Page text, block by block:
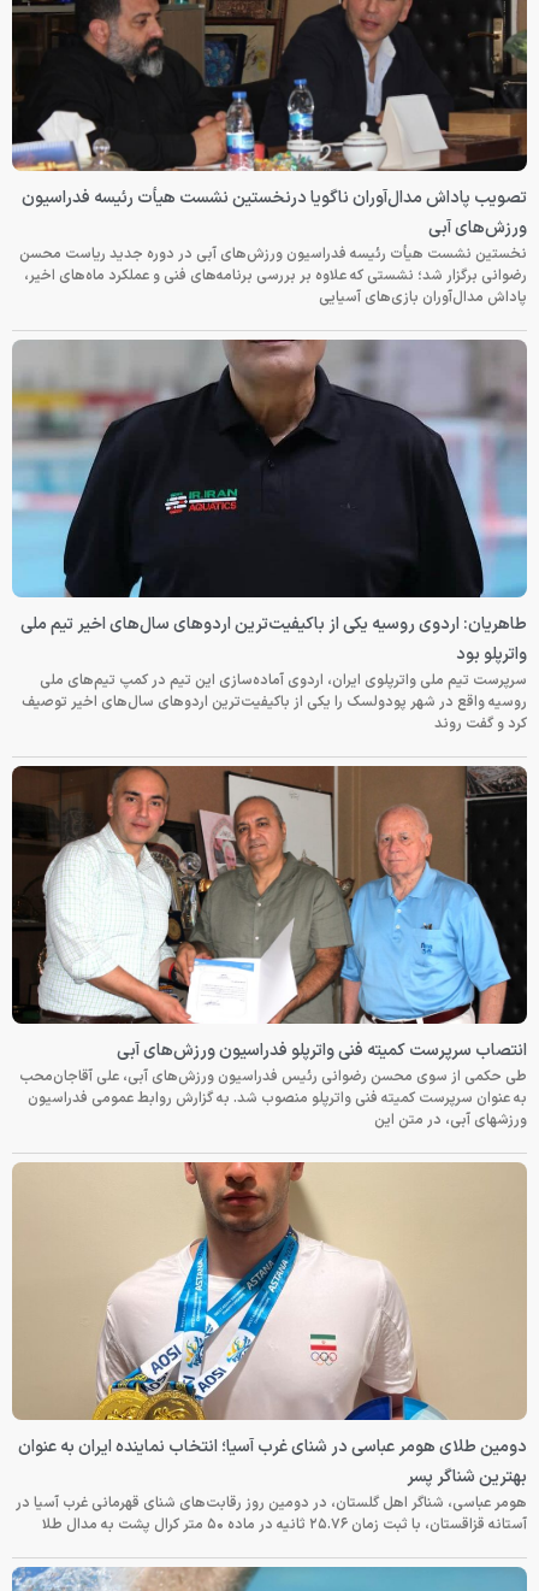
تصویب پاداش مدال‌آوران ناگویا درنخستین نشست هیأت رئیسه فدراسیون
ورزش‌های آبی
نخستین نشست هیأت رئیسه فدراسیون ورزش‌های آبی در دوره جدید ریاست محسن
رضوانی برگزار شد؛ نشستی که علاوه بر بررسی برنامه‌های فنی و عملکرد ماه‌های اخیر،
پاداش مدال‌آوران بازی‌های آسیایی
طاهریان: اردوی روسیه یکی از باکیفیت‌ترین اردوهای سال‌های اخیر تیم ملی
واترپلو بود
سرپرست تیم ملی واترپلوی ایران، اردوی آماده‌سازی این تیم در کمپ تیم‌های ملی
روسیه واقع در شهر پودولسک را یکی از باکیفیت‌ترین اردوهای سال‌های اخیر توصیف
کرد و گفت روند
انتصاب سرپرست کمیته فنی واترپلو فدراسیون ورزش‌های آبی
طی حکمی از سوی محسن رضوانی رئیس فدراسیون ورزش‌های آبی، علی آقاجان‌محب
به عنوان سرپرست کمیته فنی واترپلو منصوب شد. به گزارش روابط عمومی فدراسیون
ورزشهای آبی، در متن این
دومین طلای هومر عباسی در شنای غرب آسیا؛ انتخاب نماینده ایران به عنوان
بهترین شناگر پسر
هومر عباسی، شناگر اهل گلستان، در دومین روز رقابت‌های شنای قهرمانی غرب آسیا در
آستانه قزاقستان، با ثبت زمان ۲۵.۷۶ ثانیه در ماده ۵۰ متر کرال پشت به مدال طلا